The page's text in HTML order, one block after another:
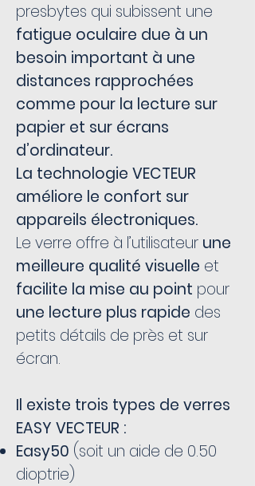
presbytes qui subissent une
fatigue oculaire due à un
besoin important à une
distances rapprochées
comme pour la lecture sur
papier et sur écrans
d’ordinateur.
La technologie VECTEUR
améliore le confort sur
appareils électroniques.
Le verre offre à l’utilisateur une
meilleure qualité visuelle et
facilite la mise au point pour
une lecture plus rapide des
petits détails de près et sur
écran.
Il existe trois types de verres
EASY VECTEUR :
Easy50 (soit un aide de 0.50
dioptrie)